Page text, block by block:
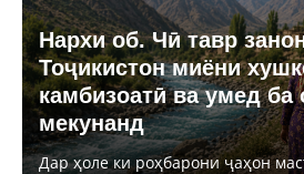
Нархи об. Чӣ тавр
Тоҷикистон миёни
камбизоатӣ ва умед ба
мекунанд
Дар ҳоле ки роҳбарони ҷаҳон